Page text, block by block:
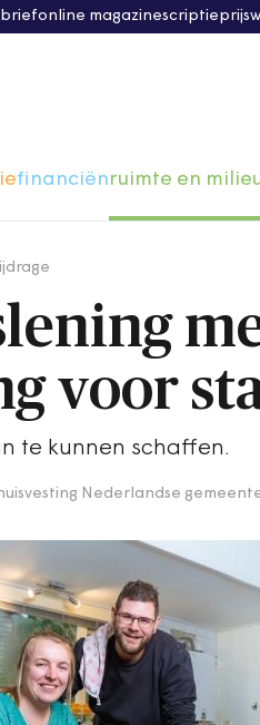
online magazinescriptieprijs
financiënruimte en
voor
te kunnen schaffen.
Nederlandse